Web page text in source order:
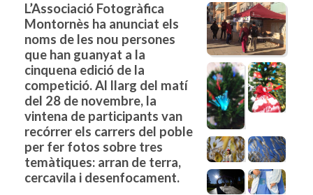
L’Associació Fotogràfica
Montornès ha anunciat els
noms de les nou persones
que han guanyat a la
cinquena edició de la
competició. Al llarg del matí
del 28 de novembre, la
vintena de participants van
recórrer els carrers del poble
per fer fotos sobre tres
temàtiques: arran de terra,
cercavila i desenfocament.